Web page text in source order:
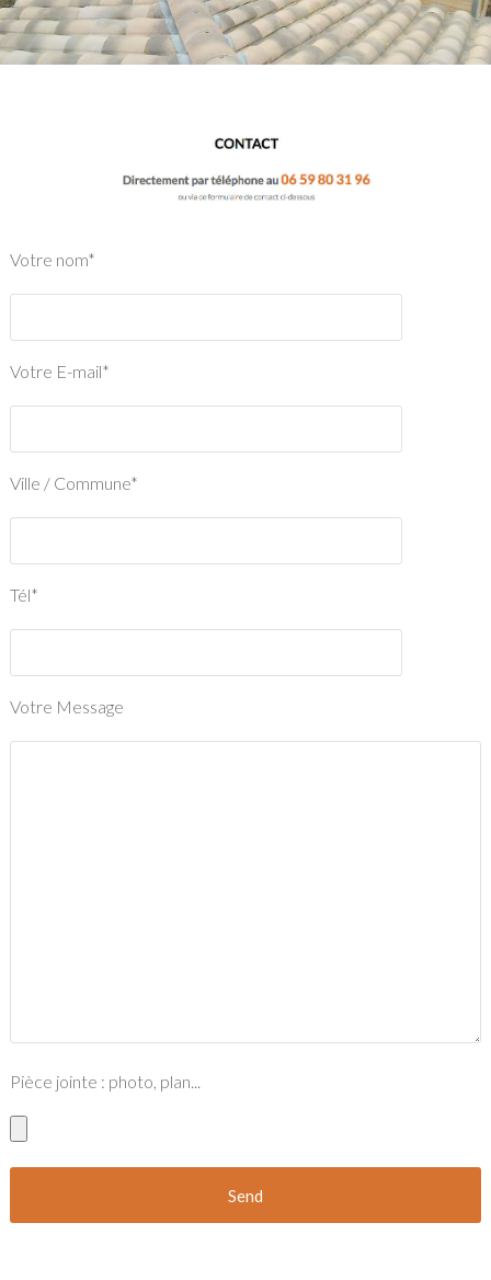
Votre nom*
Votre E-mail*
Ville / Commune*
Tél*
Votre Message
Pièce jointe : photo, plan...